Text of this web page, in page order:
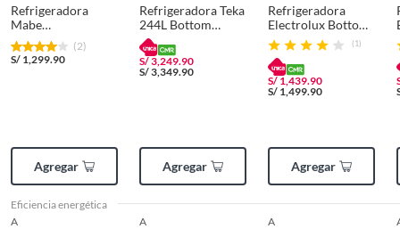
Refrigeradora
Mabe
Rmb315Ptpro0
315 L
(2)
S/ 1,299.90
Agregar
Refrigeradora Teka
244L Bottom
Freezer 2 Puertas
RBF73380FIPE
S/3,249.90
S/3,349.90
Agregar
Refrigeradora
Electrolux Bottom
Freezer 285 Litros
ERBA29V2HVB
(1)
S/ 1,439.90
S/ 1,499.90
Agregar
Eficiencia energética
A
A A